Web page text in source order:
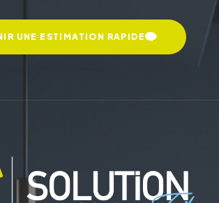
UNE ESTIMATION RAPIDE